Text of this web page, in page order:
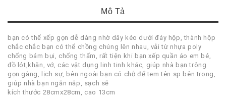
Mô Tả
bạn có thể xếp gọn dễ dàng nhờ dây kéo dưới đáy hộp, thành hộp
chắc chắc bạn có thể chồng chúng lên nhau, vải từ nhựa poly
chống bám bụi, chống thấm, rất tiện khi bạn xếp quần áo em bé,
đồ lót,khăn, vớ, các vật dụng linh tinh khác, giúp nhà bạn trông
gọn gàng, lịch sự, bên ngoài bạn có chỗ để tem tên sp bên trong,
giúp nhà bạn ngăn nắp, sạch sẽ
kích thước 28cmx28cm, cao 13cm